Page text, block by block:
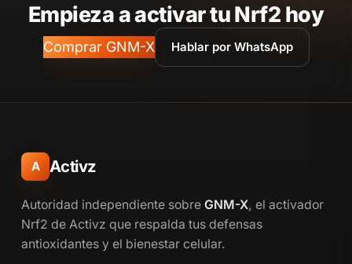
Empieza a activar tu Nrf2 hoy
Comprar GNM-X Hablar por WhatsApp
A Activz
Autoridad independiente sobre GNM-X, el activador
Nrf2 de Activz que respalda tus defensas
antioxidantes y el bienestar celular.